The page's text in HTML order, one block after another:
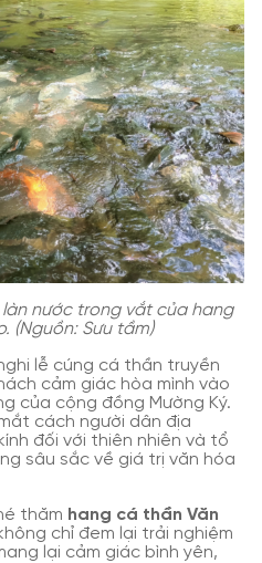
nước trong vắt của hang
(Nguồn: Sưu tầm)
lễ cúng cá thần truyền
cảm giác hòa mình vào
của cộng đồng Mường Ký.
cách người dân địa
đối với thiên nhiên và tổ
sâu sắc về giá trị văn hóa
thăm hang cá thần Văn
chỉ đem lại trải nghiệm
lại cảm giác bình yên,